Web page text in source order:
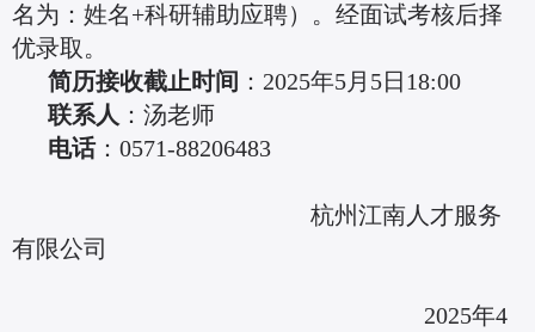
名为：姓名+科研辅助应聘）。经面试考核后择
优录取。
简历接收截止时间 ：2025年5月5日18:00
联系人 ：汤老师
电话：0571-88206483
杭州江南人才服务
有限公司
2025年4